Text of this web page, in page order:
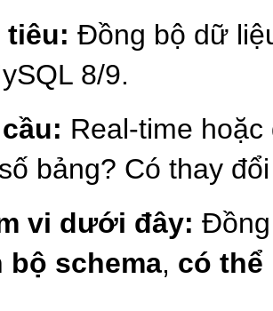
tiêu: Đồng bộ dữ
8/9.
Real-time
bảng? Có thay
vi dưới đây:
bộ schema, có thể